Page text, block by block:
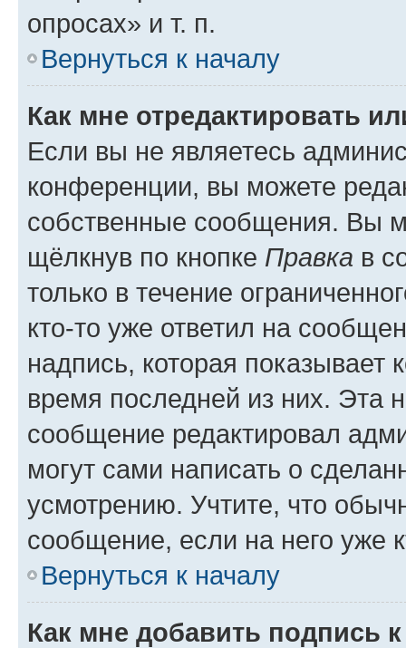
опросах» и т. п.
Вернуться к началу
Как мне отредактировать
Если вы не являетесь
конференции, вы можете
собственные сообщения. Вы
щёлкнув по кнопке Правка в
только в течение
кто-то уже ответил на
надпись, которая показывает
время последней из них. Эта
сообщение редактировал
могут сами написать о
усмотрению. Учтите, что
сообщение, если на него уже
Вернуться к началу
Как мне добавить подпись